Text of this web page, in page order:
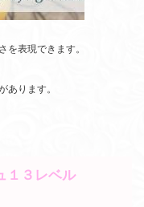
表現できます。
ります。
１３レベル